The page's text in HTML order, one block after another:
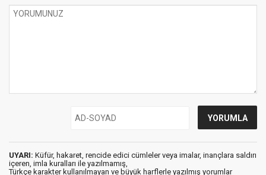
UYARI: Küfür, hakaret, rencide edici cümleler veya imalar, inançlara saldırı
içeren, imla kuralları ile yazılmamış,
Türkçe karakter kullanılmayan ve büyük harflerle yazılmış yorumlar